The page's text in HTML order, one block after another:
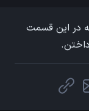
در این قسمت